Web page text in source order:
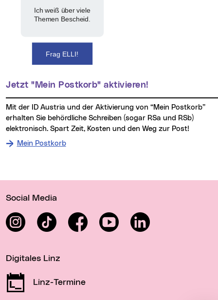
Ich weiß über viele
Themen Bescheid.
Frag ELLI!
Jetzt "Mein Postkorb" aktivieren!
Mit der ID Austria und der Aktivierung von “Mein Postkorb”
erhalten Sie behördliche Schreiben (sogar RSa und RSb)
elektronisch. Spart Zeit, Kosten und den Weg zur Post!
Mein Postkorb
Social Media
InstagramTikTok FacebookYouTube LinkedIn
Digitales Linz
Linz-Termine